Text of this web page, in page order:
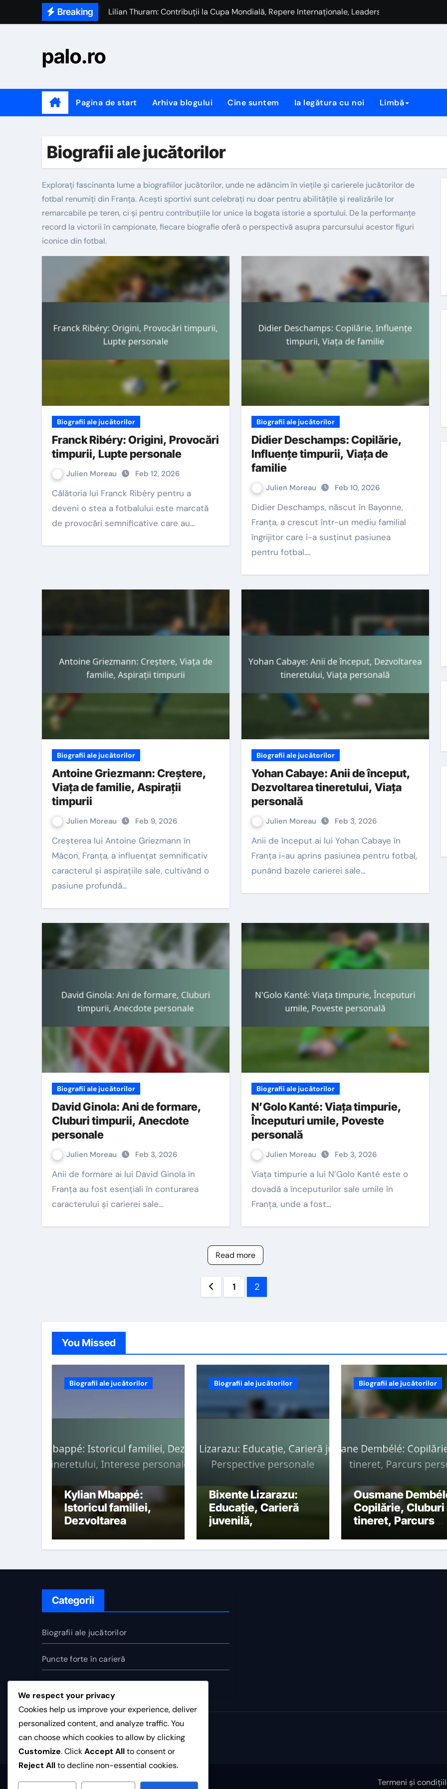
Breaking
Paul Pogba: Performanțe la Cupa Mondială, Selecții Internaționale, Momente Cheie
palo.ro
Pagina de start Arhiva blogului Cine suntem Ia legătura cu noi Limbă
Biografii ale jucătorilor
Explorați fascinanta lume a biografiilor jucătorilor, unde ne adâncim în viețile și carierele jucătorilor de
fotbal renumiți din Franța. Acești sportivi sunt celebrați nu doar pentru abilitățile și realizările lor
remarcabile pe teren, ci și pentru contribuțiile lor unice la bogata istorie a sportului. De la performanțe
record la victorii în campionate, fiecare biografie oferă o perspectivă asupra parcursului acestor figuri
iconice din fotbal.
Biografii ale jucătorilor
Franck Ribéry: Origini, Provocări
timpurii, Lupte personale
Julien Moreau Feb 12, 2026
Călătoria lui Franck Ribéry pentru a
deveni o stea a fotbalului este marcată
de provocări semnificative care au…
Biografii ale jucătorilor
Didier Deschamps: Copilărie,
Influențe timpurii, Viața de
familie
Julien Moreau Feb 10, 2026
Didier Deschamps, născut în Bayonne,
Franța, a crescut într-un mediu familial
îngrijitor care i-a susținut pasiunea
pentru fotbal.…
Biografii ale jucătorilor
Antoine Griezmann: Creștere,
Viața de familie, Aspirații
timpurii
Julien Moreau Feb 9, 2026
Creșterea lui Antoine Griezmann în
Mâcon, Franța, a influențat semnificativ
caracterul și aspirațiile sale, cultivând o
pasiune profundă…
Biografii ale jucătorilor
Yohan Cabaye: Anii de început,
Dezvoltarea tineretului, Viața
personală
Julien Moreau Feb 3, 2026
Anii de început ai lui Yohan Cabaye în
Franța i-au aprins pasiunea pentru fotbal,
punând bazele carierei sale…
Biografii ale jucătorilor
David Ginola: Ani de formare,
Cluburi timpurii, Anecdote
personale
Julien Moreau Feb 3, 2026
Anii de formare ai lui David Ginola în
Franța au fost esențiali în conturarea
caracterului și carierei sale…
Biografii ale jucătorilor
N’Golo Kanté: Viața timpurie,
Începuturi umile, Poveste
personală
Julien Moreau Feb 3, 2026
Viața timpurie a lui N’Golo Kanté este o
dovadă a începuturilor sale umile în
Franța, unde a fost…
Read more
Posts
1 2
You Missed
Biografii ale jucătorilor
Kylian Mbappé:
Istoricul familiei,
Dezvoltarea
personale
Biografii ale jucătorilor
Bixente Lizarazu:
Educație, Carieră
juvenilă,
personale
Biografii ale jucătorilor
Ousmane
Copilărie, Cluburi
tineret, Parcurs
Categorii
Biografii ale jucătorilor
Puncte forte în carieră
palo.ro
Termeni și condiții
We respect your privacy
Cookies help us improve your experience, deliver
personalized content, and analyze traffic. You
can choose which cookies to allow by clicking
Customize. ClickAccept Allto consent or
Reject Allto decline non-essential cookies.